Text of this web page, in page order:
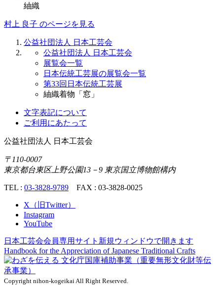
紬織
村上 良子 のページを見る
公益社団法人 日本工芸会
公益社団法人 日本工芸会
展覧会一覧
日本伝統工芸展の展覧会一覧
第33回日本伝統工芸展
紬織着物「窓」
文字表記について
ご利用にあたって
公益社団法人 日本工芸会
〒110-0007
東京都台東区上野公園13－9 東京国立博物館構内
TEL : 03-3828-9789 FAX : 03-3828-0025
X（旧Twitter）
Instagram
YouTube
日本工芸会会員専用サイト 新規ウィンドウで開きます
Handbook for the Appreciation ofJapanese Traditional Crafts
Copyright nihon-kogeikai All Right Reserved.